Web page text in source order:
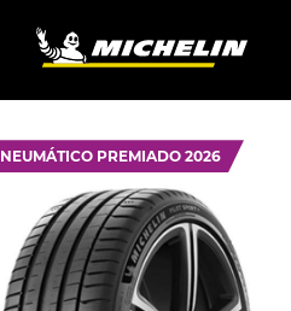
NEUMÁTICO PREMIADO 2026